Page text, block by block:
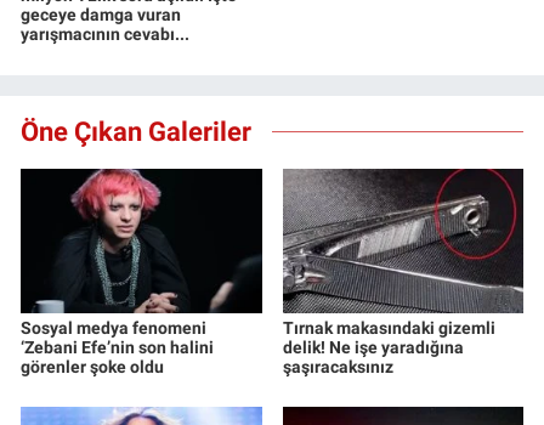
geceye damga vuran
yarışmacının cevabı...
Öne Çıkan Galeriler
Sosyal medya fenomeni
‘Zebani Efe’nin son halini
görenler şoke oldu
Tırnak makasındaki gizemli
delik! Ne işe yaradığına
şaşıracaksınız